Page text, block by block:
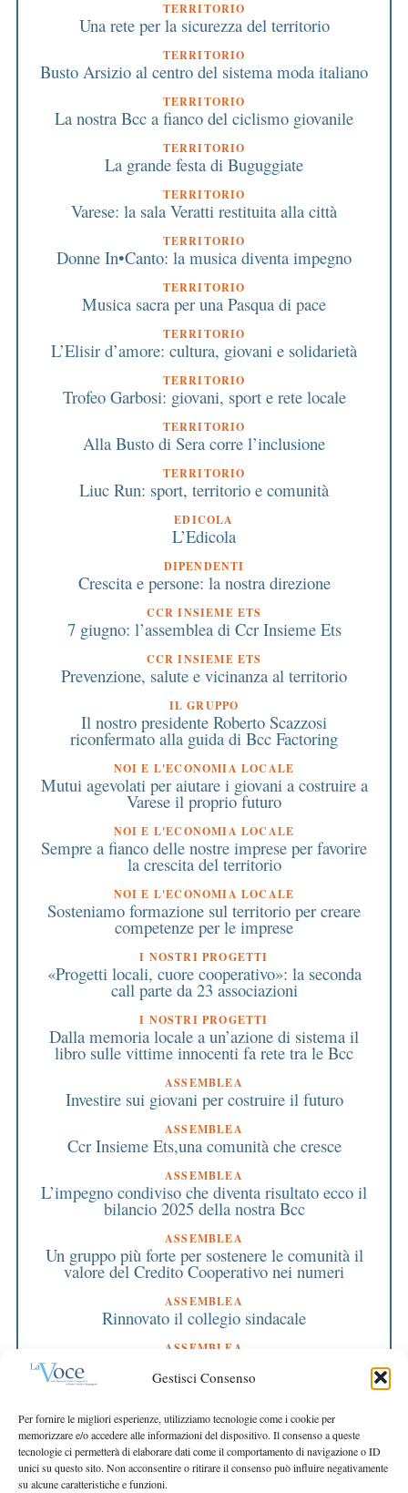
Gestisci Consenso
Per fornire le migliori esperienze, utilizziamo tecnologie come i cookie per
memorizzare e/o accedere alle informazioni del dispositivo. Il consenso a queste
tecnologie ci permetterà di elaborare dati come il comportamento di navigazione o ID
unici su questo sito. Non acconsentire o ritirare il consenso può influire negativamente
su alcune caratteristiche e funzioni.
TERRITORIO
Una rete per la sicurezza del territorio
TERRITORIO
Busto Arsizio al centro del sistema moda italiano
TERRITORIO
La nostra Bcc a fianco del ciclismo giovanile
TERRITORIO
La grande festa di Buguggiate
TERRITORIO
Varese: la sala Veratti restituita alla città
TERRITORIO
Donne In•Canto: la musica diventa impegno
TERRITORIO
Musica sacra per una Pasqua di pace
TERRITORIO
L’Elisir d’amore: cultura, giovani e solidarietà
TERRITORIO
Trofeo Garbosi: giovani, sport e rete locale
TERRITORIO
Alla Busto di Sera corre l’inclusione
TERRITORIO
Liuc Run: sport, territorio e comunità
EDICOLA
L’Edicola
DIPENDENTI
Crescita e persone: la nostra direzione
CCR INSIEME ETS
7 giugno: l’assemblea di Ccr Insieme Ets
CCR INSIEME ETS
Prevenzione, salute e vicinanza al territorio
IL GRUPPO
Il nostro presidente Roberto Scazzosi
riconfermato alla guida di Bcc Factoring
NOI E L'ECONOMIA LOCALE
Mutui agevolati per aiutare i giovani a costruire a
Varese il proprio futuro
NOI E L'ECONOMIA LOCALE
Sempre a fianco delle nostre imprese per favorire
la crescita del territorio
NOI E L'ECONOMIA LOCALE
Sosteniamo formazione sul territorio per creare
competenze per le imprese
I NOSTRI PROGETTI
«Progetti locali, cuore cooperativo»: la seconda
call parte da 23 associazioni
I NOSTRI PROGETTI
Dalla memoria locale a un’azione di sistema il
libro sulle vittime innocenti fa rete tra le Bcc
ASSEMBLEA
Investire sui giovani per costruire il futuro
ASSEMBLEA
Ccr Insieme Ets,una comunità che cresce
ASSEMBLEA
L’impegno condiviso che diventa risultato ecco il
bilancio 2025 della nostra Bcc
ASSEMBLEA
Un gruppo più forte per sostenere le comunità il
valore del Credito Cooperativo nei numeri
ASSEMBLEA
Rinnovato il collegio sindacale
ASSEMBLEA
Bilancio approvato all’unanimità e 2 milioni
destinati al territorio
EDITORIALE DIRETTORE
Crescere restando riconoscibili
EDITORIALE PRESIDENTE
Costruire futuro insieme